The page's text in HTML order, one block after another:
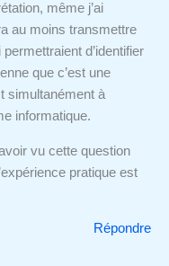
même j’ai
au moins transmettre
d’identifier
que c’est une
simultanément à
informatique.
vu cette question
pratique est
Répondre